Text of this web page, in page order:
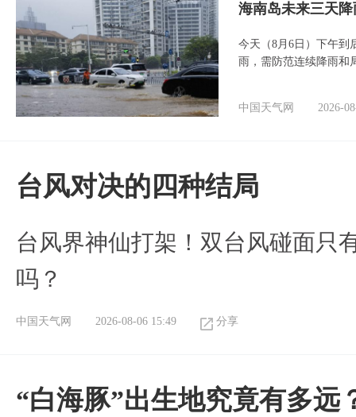
海南岛未来三天
今天（8月6日）下午到
雨，需防范连续降雨和
中国天气网 2026-
台风对决的四种结局
台风界神仙打架！双台风碰面只
吗？
中国天气网 2026-08-06 15:49 分享
“白海豚”出生地究竟有多远